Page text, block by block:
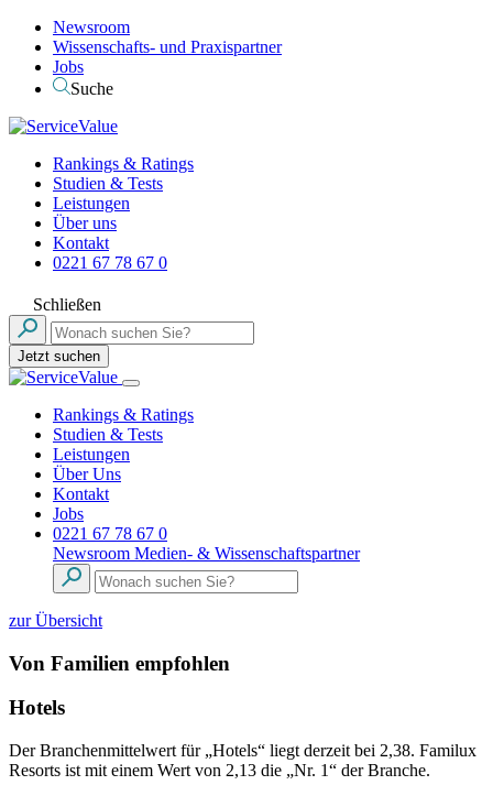
Newsroom
Wissenschafts- und Praxispartner
Jobs
Suche
Rankings & Ratings
Studien & Tests
Leistungen
Über uns
Kontakt
0221 67 78 67 0
Schließen
Jetzt suchen
Rankings & Ratings
Studien & Tests
Leistungen
Über Uns
Kontakt
Jobs
0221 67 78 67 0
Newsroom Medien- & Wissenschaftspartner
zur Übersicht
Von Familien empfohlen
Hotels
Der Branchenmittelwert für „Hotels“ liegt derzeit bei 2,38. Familux
Resorts ist mit einem Wert von 2,13 die „Nr. 1“ der Branche.